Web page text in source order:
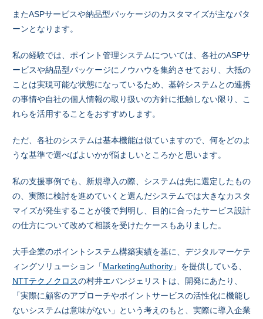
またASPサービスや納品型パッケージのカスタマイズが主なパタ
ーンとなります。
私の経験では、ポイント管理システムについては、各社のASPサ
ービスや納品型パッケージにノウハウを集約させており、大抵の
ことは実現可能な状態になっているため、基幹システムとの連携
の事情や自社の個人情報の取り扱いの方針に抵触しない限り、こ
れらを活用することをおすすめします。
ただ、各社のシステムは基本機能は似ていますので、何をどのよ
うな基準で選べばよいかが悩ましいところかと思います。
私の支援事例でも、新規導入の際、システムは先に選定したもの
の、実際に検討を進めていくと選んだシステムでは大きなカスタ
マイズが発生することが後で判明し、目的に合ったサービス設計
の仕方について改めて相談を受けたケースもありました。
大手企業のポイントシステム構築実績を基に、デジタルマーケテ
ィングソリューション「MarketingAuthority」を提供している、
NTTテクノクロスの村井エバンジェリストは、開発にあたり、
「実際に顧客のアプローチやポイントサービスの活性化に機能し
ないシステムは意味がない」という考えのもと、実際に導入企業